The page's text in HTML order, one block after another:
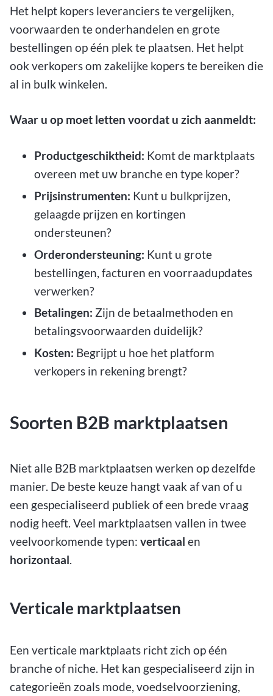
Het helpt kopers leveranciers te vergelijken,
voorwaarden te onderhandelen en grote
bestellingen op één plek te plaatsen. Het helpt
ook verkopers om zakelijke kopers te bereiken die
al in bulk winkelen.
Waar u op moet letten voordat u zich aanmeldt:
Productgeschiktheid: Komt de marktplaats
overeen met uw branche en type koper?
Prijsinstrumenten: Kunt u bulkprijzen,
gelaagde prijzen en kortingen
ondersteunen?
Orderondersteuning: Kunt u grote
bestellingen, facturen en voorraadupdates
verwerken?
Betalingen: Zijn de betaalmethoden en
betalingsvoorwaarden duidelijk?
Kosten: Begrijpt u hoe het platform
verkopers in rekening brengt?
Soorten B2B marktplaatsen
Niet alle B2B marktplaatsen werken op dezelfde
manier. De beste keuze hangt vaak af van of u
een gespecialiseerd publiek of een brede vraag
nodig heeft. Veel marktplaatsen vallen in twee
veelvoorkomende typen: verticaal en
horizontaal.
Verticale marktplaatsen
Een verticale marktplaats richt zich op één
branche of niche. Het kan gespecialiseerd zijn in
categorieën zoals mode, voedselvoorziening,